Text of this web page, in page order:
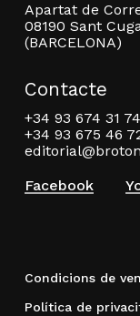
Apartat de
08190 Sant
(BARCELONA)
Contacte
+34 93 674 31 74
+34 93 675 46
Facebook
Condicions de
Política de